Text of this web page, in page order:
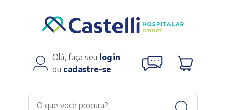
Olá, faça seu login
ou cadastre-se